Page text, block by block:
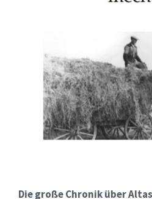
Die große Chronik über